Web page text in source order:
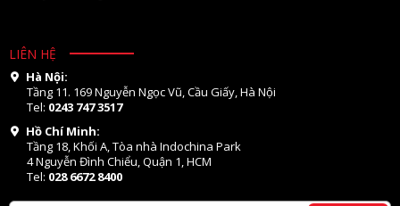
LIÊN HỆ
Hà Nội:
Tầng 11. 169 Nguyễn Ngọc Vũ, Cầu Giấy, Hà Nội
Tel: 0243 747 3517
Hồ Chí Minh:
Tầng 18, Khối A, Tòa nhà Indochina Park
4 Nguyễn Đình Chiểu, Quận 1, HCM
Tel: 028 6672 8400